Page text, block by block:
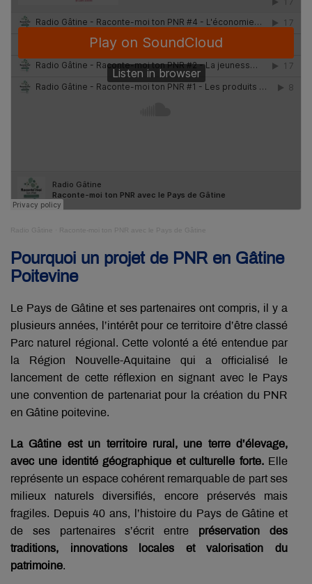
Radio Gâtine Raconte-moi ton PNR avec le Pays de Gâtine
Pourquoi un projet de PNR en Gâtine
Poitevine
Le Pays de Gâtine et ses partenaires ont compris, il y a
plusieurs années, l’intérêt pour ce territoire d’être classé
Parc naturel régional. Cette volonté a été entendue par
la Région Nouvelle-Aquitaine qui a officialisé le
lancement de cette réflexion en signant avec le Pays
une convention de partenariat pour la création du PNR
en Gâtine poitevine.
La Gâtine est un territoire rural, une terre d’élevage,
avec une identité géographique et culturelle forte.Elle
représente un espace cohérent remarquable de part ses
milieux naturels diversifiés, encore préservés mais
fragiles. Depuis 40 ans, l’histoire du Pays de Gâtine et
de ses partenaires s’écrit entre préservation des
traditions, innovations locales et valorisation du
patrimoine.